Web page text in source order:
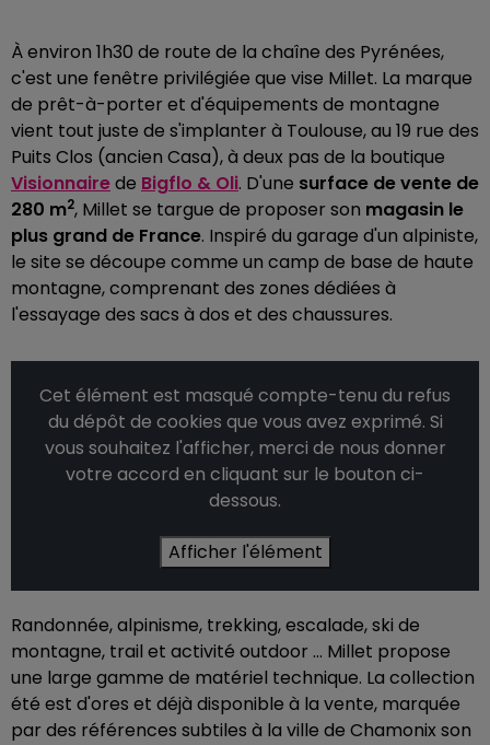
À environ 1h30 de route de la chaîne des Pyrénées,
c'est une fenêtre privilégiée que vise Millet. La marque
de prêt-à-porter et d'équipements de montagne
vient tout juste de s'implanter à Toulouse, au 19 rue des
Puits Clos (ancien Casa), à deux pas de la boutique
Visionnairede Bigflo & Oli. D'une surface de vente de
280 m2, Millet se targue de proposer son magasin le
plus grand de France. Inspiré du garage d'un alpiniste,
le site se découpe comme un camp de base de haute
montagne, comprenant des zones dédiées à
l'essayage des sacs à dos et des chaussures.
Cet élément est masqué compte-tenu du refus
du dépôt de cookies que vous avez exprimé. Si
vous souhaitez l'afficher, merci de nous donner
votre accord en cliquant sur le bouton ci-
dessous.
Afficher l'élément
Randonnée, alpinisme, trekking, escalade, ski de
montagne, trail et activité outdoor ... Millet propose
une large gamme de matériel technique. La collection
été est d'ores et déjà disponible à la vente, marquée
par des références subtiles à la ville de Chamonix son